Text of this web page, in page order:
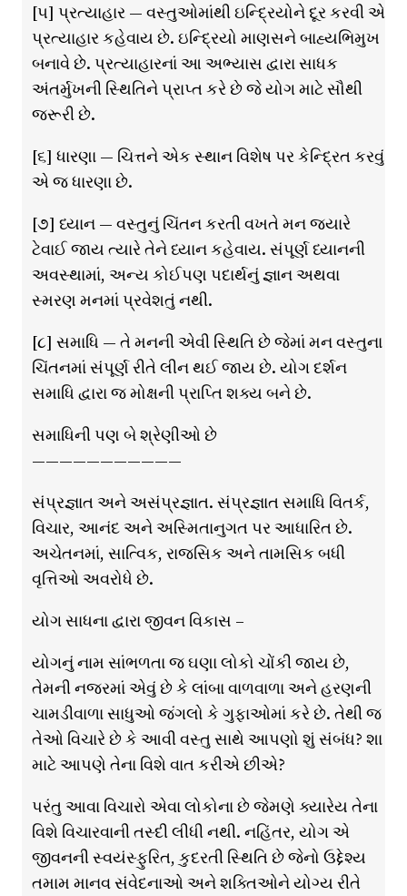
[૫] પ્રત્યાહાર — વસ્તુઓમાંથી ઇન્દ્રિયોને દૂર કરવી એ
પ્રત્યાહાર કહેવાય છે. ઇન્દ્રિયો માણસને બાહ્યભિમુખ
બનાવે છે. પ્રત્યાહારનાં આ અભ્યાસ દ્વારા સાધક
અંતર્મુખની સ્થિતિને પ્રાપ્ત કરે છે જે યોગ માટે સૌથી
જરૂરી છે.
[૬] ધારણા — ચિત્તને એક સ્થાન વિશેષ પર કેન્દ્રિત કરવું
એ જ ધારણા છે.
[૭] ધ્યાન — વસ્તુનું ચિંતન કરતી વખતે મન જ્યારે
ટેવાઈ જાય ત્યારે તેને ધ્યાન કહેવાય. સંપૂર્ણ ધ્યાનની
અવસ્થામાં, અન્ય કોઈપણ પદાર્થનું જ્ઞાન અથવા
સ્મરણ મનમાં પ્રવેશતું નથી.
[૮] સમાધિ — તે મનની એવી સ્થિતિ છે જેમાં મન વસ્તુના
ચિંતનમાં સંપૂર્ણ રીતે લીન થઈ જાય છે. યોગ દર્શન
સમાધિ દ્વારા જ મોક્ષની પ્રાપ્તિ શક્ય બને છે.
સમાધિની પણ બે શ્રેણીઓ છે
———————————
સંપ્રજ્ઞાત અને અસંપ્રજ્ઞાત. સંપ્રજ્ઞાત સમાધિ વિતર્ક,
વિચાર, આનંદ અને અસ્મિતાનુગત પર આધારિત છે.
અચેતનમાં, સાત્વિક, રાજસિક અને તામસિક બધી
વૃત્તિઓ અવરોધે છે.
યોગ સાધના દ્વારા જીવન વિકાસ –
યોગનું નામ સાંભળતા જ ઘણા લોકો ચોંકી જાય છે,
તેમની નજરમાં એવું છે કે લાંબા વાળવાળા અને હરણની
ચામડીવાળા સાધુઓ જંગલો કે ગુફાઓમાં કરે છે. તેથી જ
તેઓ વિચારે છે કે આવી વસ્તુ સાથે આપણો શું સંબંધ? શા
માટે આપણે તેના વિશે વાત કરીએ છીએ?
પરંતુ આવા વિચારો એવા લોકોના છે જેમણે ક્યારેય તેના
વિશે વિચારવાની તસ્દી લીધી નથી. નહિંતર, યોગ એ
જીવનની સ્વયંસ્ફુરિત, કુદરતી સ્થિતિ છે જેનો ઉદ્દેશ્ય
તમામ માનવ સંવેદનાઓ અને શક્તિઓને યોગ્ય રીતે